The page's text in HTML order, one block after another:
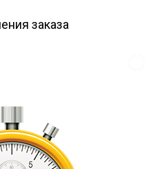
заказа